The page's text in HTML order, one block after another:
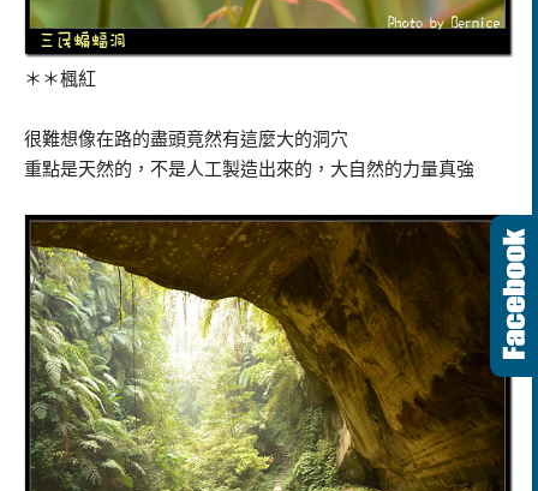
＊＊楓紅
很難想像在路的盡頭竟然有這麼大的洞穴
重點是天然的，不是人工製造出來的，大自然的力量真強